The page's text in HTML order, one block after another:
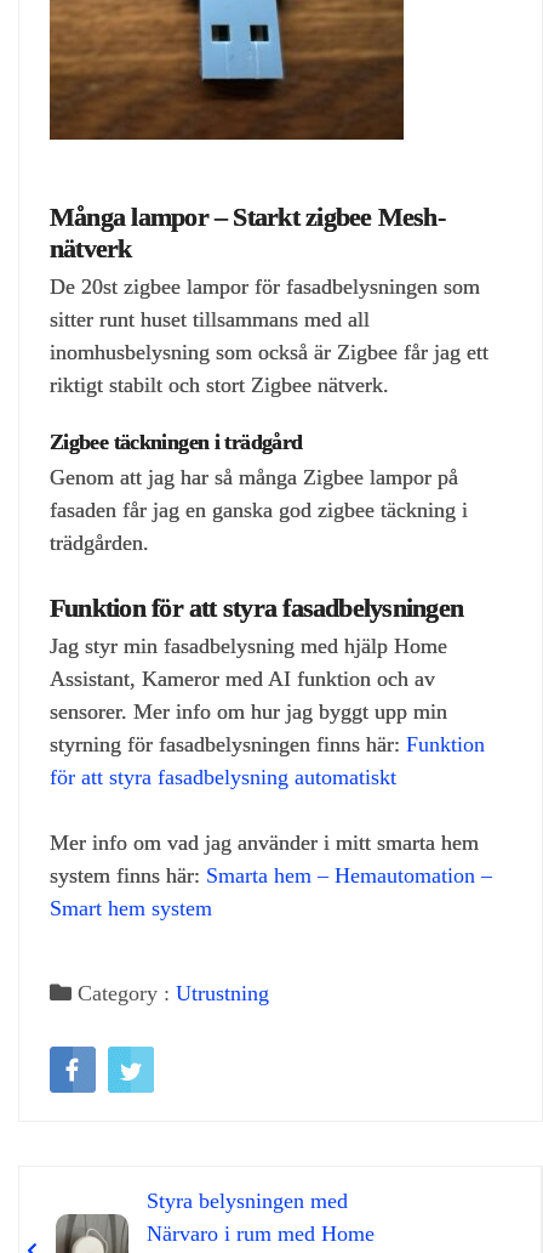
Många lampor – Starkt zigbee Mesh-
nätverk
De 20st zigbee lampor för fasadbelysningen som
sitter runt huset tillsammans med all
inomhusbelysning som också är Zigbee får jag ett
riktigt stabilt och stort Zigbee nätverk.
Zigbee täckningen i trädgård
Genom att jag har så många Zigbee lampor på
fasaden får jag en ganska god zigbee täckning i
trädgården.
Funktion för att styra fasadbelysningen
Jag styr min fasadbelysning med hjälp Home
Assistant, Kameror med AI funktion och av
sensorer. Mer info om hur jag byggt upp min
styrning för fasadbelysningen finns här: Funktion
för att styra fasadbelysning automatiskt
Mer info om vad jag använder i mitt smarta hem
system finns här: Smarta hem – Hemautomation –
Smart hem system
Category : Utrustning
Styra belysningen med
Närvaro i rum med Home